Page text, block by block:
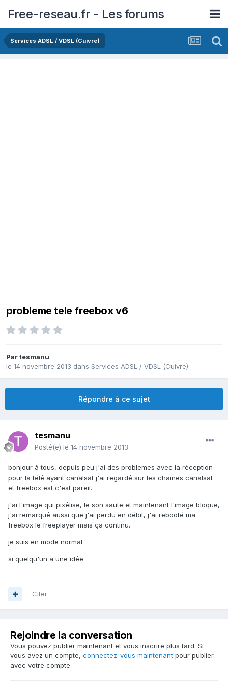
Free-reseau.fr - Les forums
Services ADSL / VDSL (Cuivre)
probleme tele freebox v6
Partesmanu
le 14 novembre 2013 dans Services ADSL / VDSL (Cuivre)
Répondre à ce sujet
tesmanu
Posté(e) le 14 novembre 2013
bonjour à tous, depuis peu j'ai des problemes avec la réception
pour la télé ayant canalsat j'ai regardé sur les chaines canalsat
et freebox est c'est pareil.
j'ai l'image qui pixélise, le son saute et maintenant l'image bloque,
j'ai remarqué aussi que j'ai perdu en débit, j'ai rebooté ma
freebox le freeplayer mais ça continu.
je suis en mode normal
si quelqu'un a une idée
Citer
Rejoindre la conversation
Vous pouvez publier maintenant et vous inscrire plus tard. Si
vous avez un compte, connectez-vous maintenant pour publier
avec votre compte.